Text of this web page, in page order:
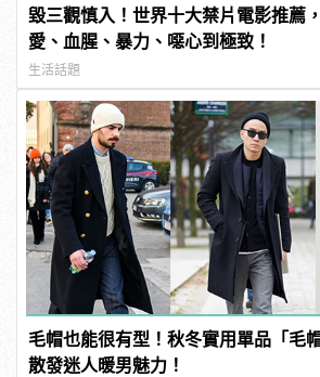
毀三觀慎入！世界十大禁片電影推薦
愛、血腥、暴力、噁心到極致！
生活話題
毛帽也能很有型！秋冬實用單品「毛
散發迷人暖男魅力！